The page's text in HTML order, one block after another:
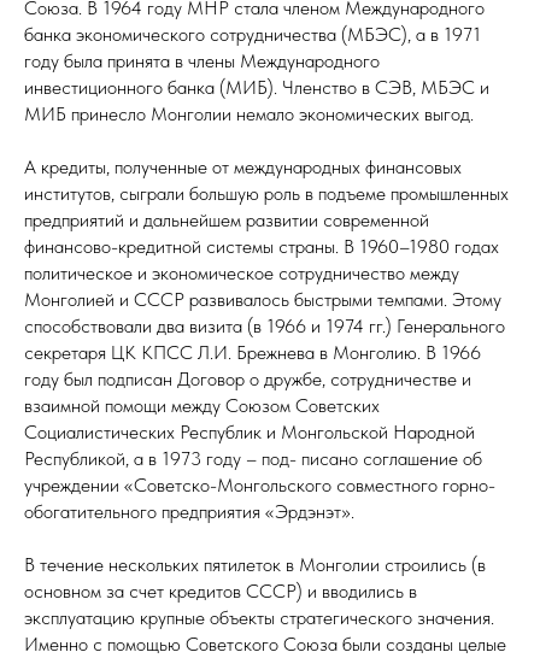
Союза. В 1964 году МНР стала членом Международного
банка экономического сотрудничества (МБЭС), а в 1971
году была принята в члены Международного
инвестиционного банка (МИБ). Членство в СЭВ, МБЭС и
МИБ принесло Монголии немало экономических выгод.
А кредиты, полученные от международных финансовых
институтов, сыграли большую роль в подъеме промышленных
предприятий и дальнейшем развитии современной
финансово-кредитной системы страны. В 1960–1980 годах
политическое и экономическое сотрудничество между
Монголией и СССР развивалось быстрыми темпами. Этому
способствовали два визита (в 1966 и 1974 гг.) Генерального
секретаря ЦК КПСС Л.И. Брежнева в Монголию. В 1966
году был подписан Договор о дружбе, сотрудничестве и
взаимной помощи между Союзом Советских
Социалистических Республик и Монгольской Народной
Республикой, а в 1973 году – под- писано соглашение об
учреждении «Советско-Монгольского совместного горно-
обогатительного предприятия «Эрдэнэт».
В течение нескольких пятилеток в Монголии строились (в
основном за счет кредитов СССР) и вводились в
эксплуатацию крупные объекты стратегического значения.
Именно с помощью Советского Союза были созданы целые